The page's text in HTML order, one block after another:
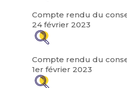
Compte rendu du
24 février 2023
Compte rendu du
1er février 2023